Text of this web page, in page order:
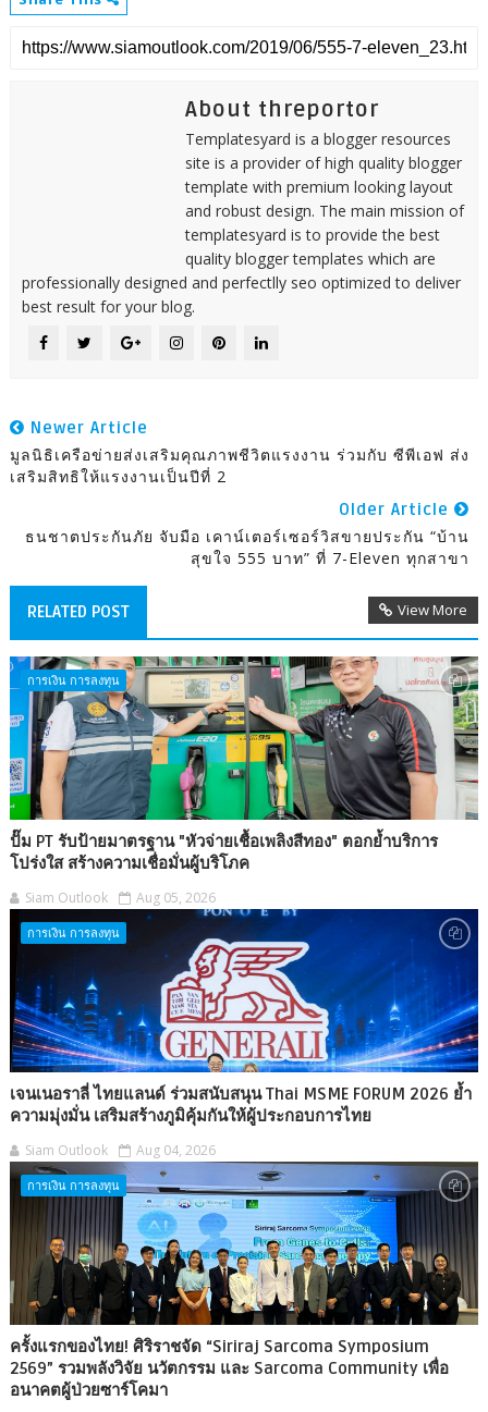
About threportor
Templatesyard is a blogger resources
site is a provider of high quality blogger
template with premium looking layout
and robust design. The main mission of
templatesyard is to provide the best
quality blogger templates which are
professionally designed and perfectlly seo optimized to deliver
best result for your blog.
Newer Article
มูลนิธิเครือข่ายส่งเสริมคุณภาพชีวิตแรงงาน ร่วมกับ ซีพีเอฟ ส่ง
เสริมสิทธิให้แรงงานเป็นปีที่ 2
Older Article
ธนชาตประกันภัย จับมือ เคาน์เตอร์เซอร์วิสขายประกัน “บ้าน
สุขใจ 555 บาท” ที่ 7-Eleven ทุกสาขา
RELATED POST View More
การเงิน การลงทุน
ปั๊ม PT รับป้ายมาตรฐาน "หัวจ่ายเชื้อเพลิงสีทอง" ตอกย้ำบริการ
โปร่งใส สร้างความเชื่อมั่นผู้บริโภค
Siam Outlook Aug 05, 2026
การเงิน การลงทุน
เจนเนอราลี่ ไทยแลนด์ ร่วมสนับสนุน Thai MSME FORUM 2026 ย้ำ
ความมุ่งมั่น เสริมสร้างภูมิคุ้มกันให้ผู้ประกอบการไทย
Siam Outlook Aug 04, 2026
การเงิน การลงทุน
ครั้งแรกของไทย! ศิริราชจัด “Siriraj Sarcoma Symposium
2569” รวมพลังวิจัย นวัตกรรม และ Sarcoma Community เพื่อ
อนาคตผู้ป่วยซาร์โคมา